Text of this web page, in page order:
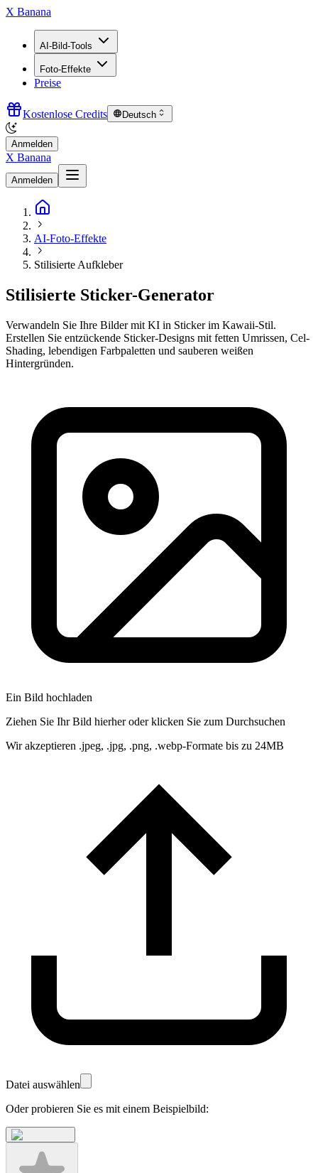
X Banana
AI-Bild-Tools
Foto-Effekte
Preise
Kostenlose Credits Deutsch
Anmelden
X Banana
Anmelden
AI-Foto-Effekte
Stilisierte Aufkleber
Stilisierte Sticker-Generator
Verwandeln Sie Ihre Bilder mit KI in Sticker im Kawaii-Stil.
Erstellen Sie entzückende Sticker-Designs mit fetten Umrissen, Cel-
Shading, lebendigen Farbpaletten und sauberen weißen
Hintergründen.
Ein Bild hochladen
Ziehen Sie Ihr Bild hierher oder klicken Sie zum Durchsuchen
Wir akzeptieren .jpeg, .jpg, .png, .webp-Formate bis zu 24MB
Datei auswählen
Oder probieren Sie es mit einem Beispielbild: